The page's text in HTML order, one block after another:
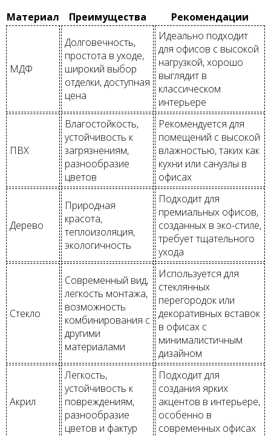
Материал
Преимущества Рекомендации
МДФ
Долговечность,
простота в уходе,
широкий выбор
отделки, доступная
цена
Идеально подходит
для офисов с высокой
нагрузкой, хорошо
выглядит в
классическом
интерьере
ПВХ
Влагостойкость,
устойчивость к
загрязнениям,
разнообразие
цветов
Рекомендуется для
помещений с высокой
влажностью, таких как
кухни или санузлы в
офисах
Дерево
Природная
красота,
теплоизоляция,
экологичность
Подходит для
премиальных офисов,
созданных в эко-стиле,
требует тщательного
ухода
Стекло
Современный вид,
легкость монтажа,
возможность
комбинирования с
другими
материалами
Используется для
стеклянных
перегородок или
декоративных вставок
в офисах с
минималистичным
дизайном
Акрил
Легкость,
устойчивость к
повреждениям,
разнообразие
цветов и фактур
Подходит для
создания ярких
акцентов в интерьере,
особенно в
современных офисах